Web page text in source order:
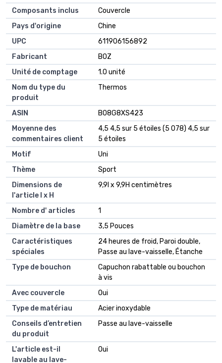
Composants inclus
Couvercle
Pays d'origine
Chine
UPC
611906156892
Fabricant
BOZ
Unité de comptage
1.0 unité
Nom du type du
produit
Thermos
ASIN
B08G8XS423
Moyenne des
commentaires client
4,5 4,5 sur 5 étoiles (5 078) 4,5 sur
5 étoiles
Motif
Uni
Thème
Sport
Dimensions de
l'article l x H
9,9l x 9,9H centimètres
Nombre d' articles
1
Diamètre de la base
3,5 Pouces
Caractéristiques
spéciales
24 heures de froid, Paroi double,
Passe au lave-vaisselle, Étanche
Type de bouchon
Capuchon rabattable ou bouchon
à vis
Avec couvercle
Oui
Type de matériau
Acier inoxydable
Conseils d’entretien
du produit
Passe au lave-vaisselle
L'article est-il
lavable au lave-
Oui